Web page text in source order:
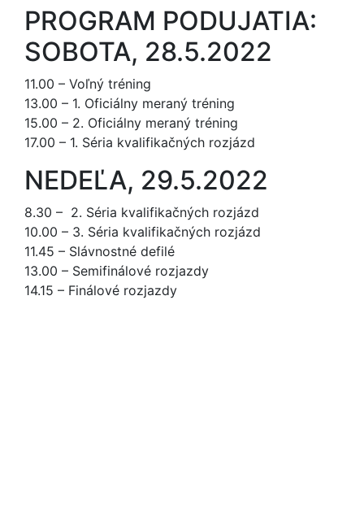
PROGRAM PODUJATIA:
SOBOTA, 28.5.2022
11.00 – Voľný tréning
13.00 – 1. Oficiálny meraný tréning
15.00 – 2. Oficiálny meraný tréning
17.00 – 1. Séria kvalifikačných rozjázd
NEDEĽA, 29.5.2022
8.30 – 2. Séria kvalifikačných rozjázd
10.00 – 3. Séria kvalifikačných rozjázd
11.45 – Slávnostné defilé
13.00 – Semifinálové rozjazdy
14.15 – Finálové rozjazdy